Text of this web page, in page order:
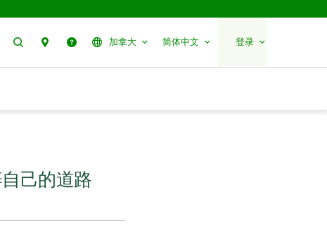
搜索 分行预约帮助 加拿大 简体中文 登录
己的道路